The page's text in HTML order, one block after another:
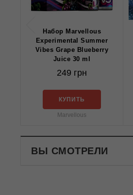
Набор Marvellous
Experimental Summer
Vibes Grape Blueberry
Juice 30 ml
249 грн
КУПИТЬ
Marvellous
ВЫ СМОТРЕЛИ